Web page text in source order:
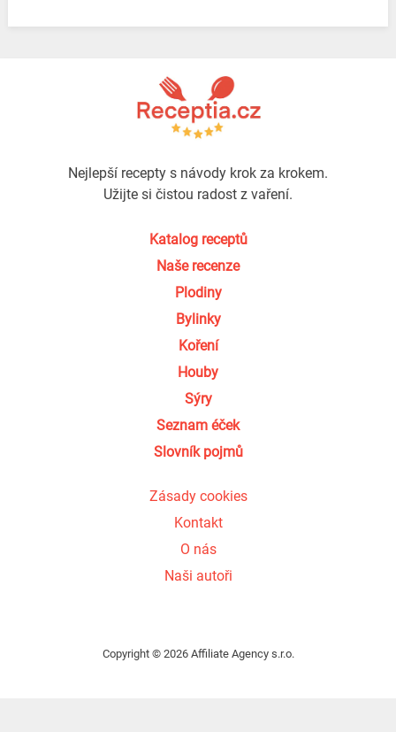
Nejlepší recepty s návody krok za krokem.
Užijte si čistou radost z vaření.
Katalog receptů
Naše recenze
Plodiny
Bylinky
Koření
Houby
Sýry
Seznam éček
Slovník pojmů
Zásady cookies
Kontakt
O nás
Naši autoři
Copyright © 2026 Affiliate Agency s.r.o.